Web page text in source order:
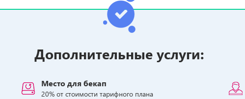
Дополнительные услуги:
Место для бекап
20% от стоимости тарифного плана